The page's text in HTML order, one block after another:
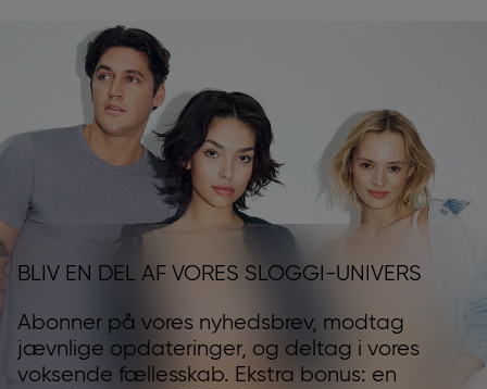
BLIV EN DEL AF VORES SLOGGI-UNIVERS
Abonner på vores nyhedsbrev, modtag
jævnlige opdateringer, og deltag i vores
voksende fællesskab. Ekstra bonus: en